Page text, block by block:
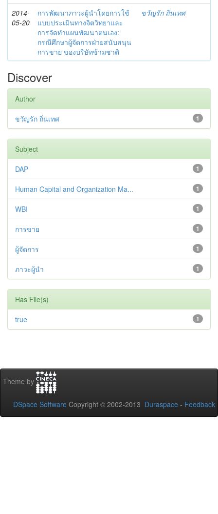
2014-
05-20
การพัฒนาภาวะผู้นำโดยการใช้
แบบประเมินทางจิตวิทยาและ
การจัดทำแผนพัฒนาตนเอง:
กรณีศึกษาผู้จัดการฝ่ายสนับสนุน
การขาย ของบริษัทข้ามชาติ
ขวัญรัก ถิ่นเทศ
Discover
Author
1
ขวัญรัก ถิ่นเทศ
Subject
1
DAP
1
Human Capital and Organization Ma...
1
WBI
1
การขาย
1
ผู้จัดการ
1
ภาวะผู้นำ
Has File(s)
1
true
Theme by
DSpace Software Copyright © 2002-2013 Duraspace - Feedback